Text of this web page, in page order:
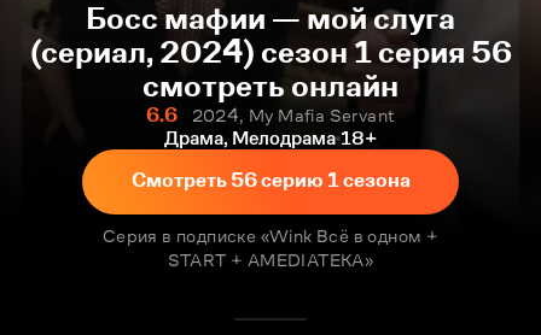
Босс мафии — мой слуга
(сериал, 2024) сезон 1 серия 56
смотреть онлайн
6.6
2024, My Mafia Servant
Драма, Мелодрама 18+
Смотреть 56 серию 1 сезона
Серия в подписке «Wink Всё в одном +
START + AMEDIATEKA»